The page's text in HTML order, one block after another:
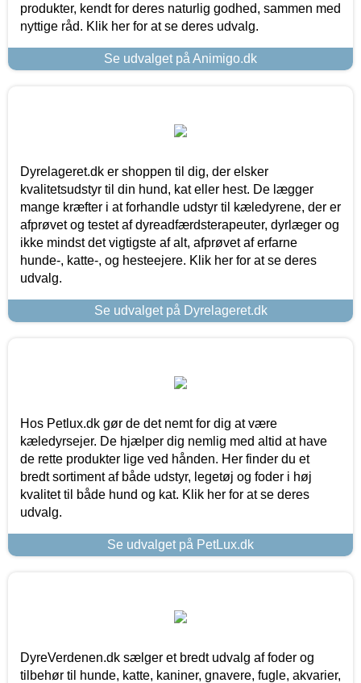
produkter, kendt for deres naturlig godhed, sammen med
nyttige råd. Klik her for at se deres udvalg.
Se udvalget på Animigo.dk
Dyrelageret.dk er shoppen til dig, der elsker
kvalitetsudstyr til din hund, kat eller hest. De lægger
mange kræfter i at forhandle udstyr til kæledyrene, der er
afprøvet og testet af dyreadfærdsterapeuter, dyrlæger og
ikke mindst det vigtigste af alt, afprøvet af erfarne
hunde-, katte-, og hesteejere. Klik her for at se deres
udvalg.
Se udvalget på Dyrelageret.dk
Hos Petlux.dk gør de det nemt for dig at være
kæledyrsejer. De hjælper dig nemlig med altid at have
de rette produkter lige ved hånden. Her finder du et
bredt sortiment af både udstyr, legetøj og foder i høj
kvalitet til både hund og kat. Klik her for at se deres
udvalg.
Se udvalget på PetLux.dk
DyreVerdenen.dk sælger et bredt udvalg af foder og
tilbehør til hunde, katte, kaniner, gnavere, fugle, akvarier,